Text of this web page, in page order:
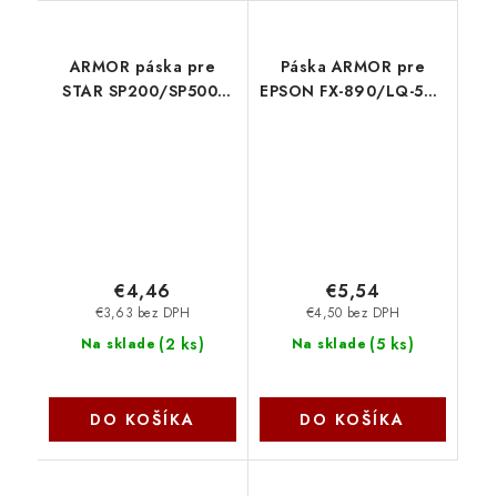
ARMOR páska pre
STAR SP200/SP500,
Na sklade (2 ks)
€3,63 bez DPH
€4,46
DO KOŠÍKA
Páska ARMOR pre
EPSON FX-890/LQ-590
Na sklade (5 ks)
€4,50 bez DPH
€5,54
DO KOŠÍKA